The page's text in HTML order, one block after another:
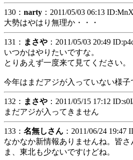
130： narty ：2011/05/03 06:13
大勢はやはり無理か・・・
131： まさや ：2011/05/03 20:49
いつかはやりたいですな。
とりあえず一度来て見てください。
今年はまだアジが入っていない様子
132： まさや ：2011/05/15 17:12
まだアジが入ってきません
133： 名無しさん ：2011/06/24 19:47
なかなか新情報ありませんね。皆
ま、東北も少ないですけどね。